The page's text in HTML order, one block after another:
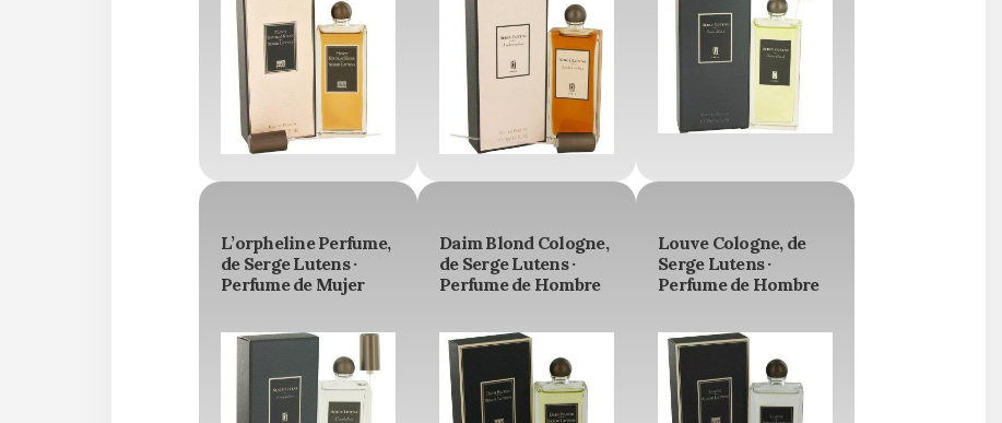
L’orpheline Perfume,
de Serge Lutens ·
Perfume de Mujer
Daim Blond Cologne,
de Serge Lutens ·
Perfume de Hombre
Louve Cologne, de
Serge Lutens ·
Perfume de Hombre